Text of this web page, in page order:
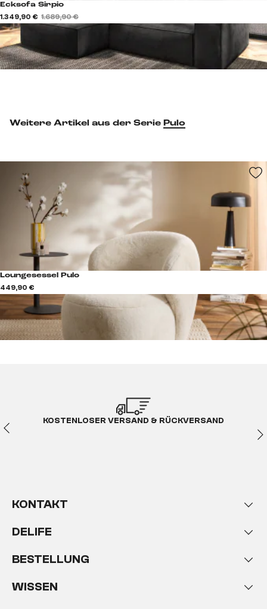
Weitere Artikel aus der Serie Pulo
Loungesessel Pulo
449,90 €
Ecksofa Sirpio
1.349,90 € 1.689,90 €
KOSTENLOSER VERSAND & RÜCKVERSAND
KONTAKT
DELIFE
BESTELLUNG
WISSEN